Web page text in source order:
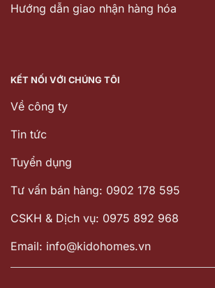
Hướng dẫn giao nhận hàng hóa
KẾT NỐI VỚI CHÚNG TÔI
Về công ty
Tin tức
Tuyển dụng
Tư vấn bán hàng: 0902 178 595
CSKH & Dịch vụ: 0975 892 968
Email: info@kidohomes.vn